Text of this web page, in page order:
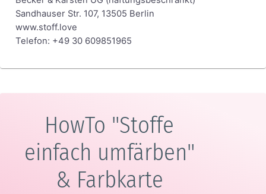
Sandhauser Str. 107, 13505 Berlin
www.stoff.love
Telefon: +49 30 609851965
HowTo "Stoffe
einfach umfärben"
& Farbkarte